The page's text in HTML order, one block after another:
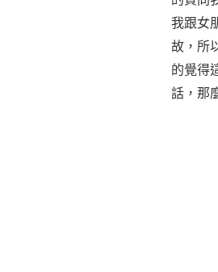
我跟女
故，所
的覺得
話，那